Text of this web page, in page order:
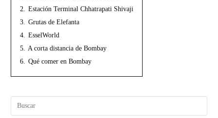
2.
Estación Terminal Chhatrapati Shivaji
3.
Grutas de Elefanta
4.
EsselWorld
5.
A corta distancia de Bombay
6.
Qué comer en Bombay